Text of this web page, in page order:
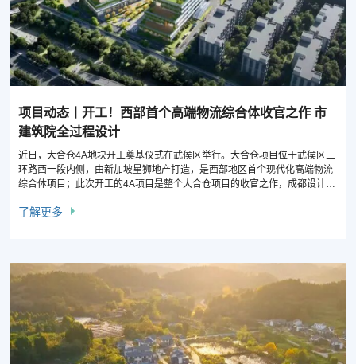
项目动态丨开工！西部首个高端物流综合体收官之作 市
建筑院全过程设计
近日，大合仓4A地块开工奠基仪式在武侯区举行。大合仓项目位于武侯区三
环路西一段内侧，由新加坡星狮地产打造，是西部地区首个现代化高端物流
综合体项目；此次开工的4A项目是整个大合仓项目的收官之作，成都设计咨
了解更多